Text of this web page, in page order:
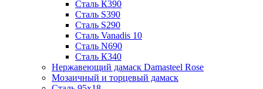
Сталь К390
Сталь S390
Сталь S290
Сталь Vanadis 10
Сталь N690
Сталь К340
Нержавеющий дамаск Damasteel Rose
Мозаичный и торцевый дамаск